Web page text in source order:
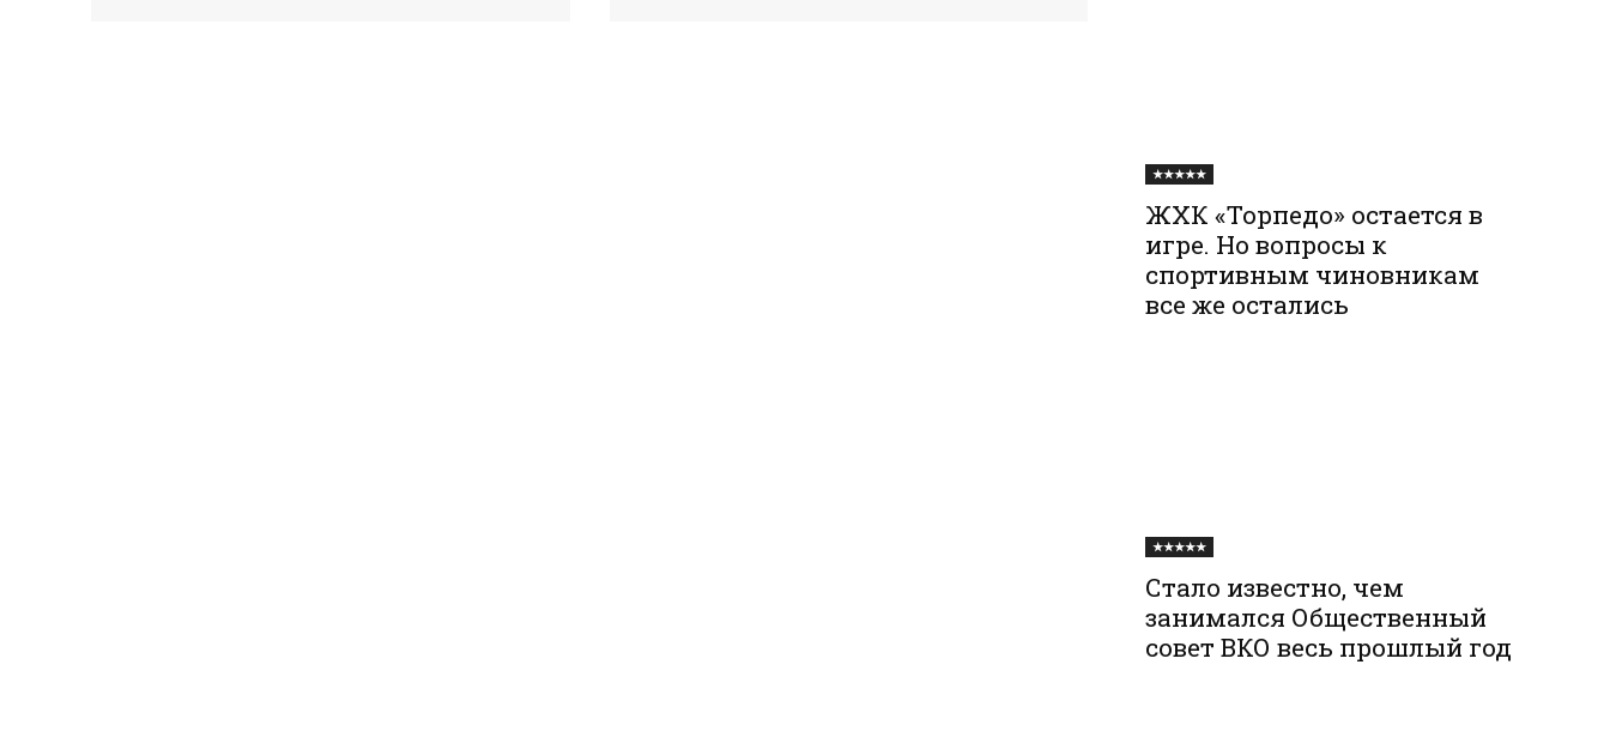
★★★★★
ЖХК «Торпедо» остается в
игре. Но вопросы к
спортивным чиновникам
все же остались
★★★★★
Стало известно, чем
занимался Общественный
совет ВКО весь прошлый год